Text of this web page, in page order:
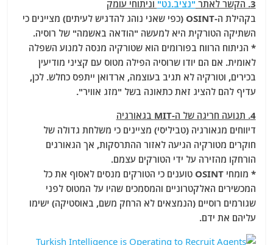
3. הקשר לאתר "נציב.נט" וניתוחי עומק
בקהילת ה-OSINT (כפי שאני נוהג להדגיש לעיתים) מציינים כי
השתיקה הטורקית היא למעשה "הודאה באשמה" של רוסיה.
* הניתוח הרווח בפורומים הוא שטורקיה מנסה למנוע השפלה
לאומית. אם הם יודו שרוסיה הפילה מטוס עם קציני מודיעין
בכירים, וטורקיה לא תגיב בעוצמה, ארדואן ייתפס כחלש. לכן,
עדיף להם להציג זאת כתאונה בשל "מזג אוויר".
4. תנועה חריגה של ה-MIT בגאורגיה
דיווחים מגאורגיה (טביליסי) מציינים כי משלחת גדולה של
חוקרים מטורקיה הגיעה לאזור ההתרסקות, אך הגאורגים
הורחקו מהזירה על ידי הטורקים עצמם.
* מומחי OSINT טוענים כי הטורקים מנסים לאסוף את כל
המכשירים האלקטרוניים והמסמכים שהיו על המטוס לפני
שגורמים רוסיים (הנמצאים לא הרחק משם, באוסטיקה) ישימו
עליהם את ידם.